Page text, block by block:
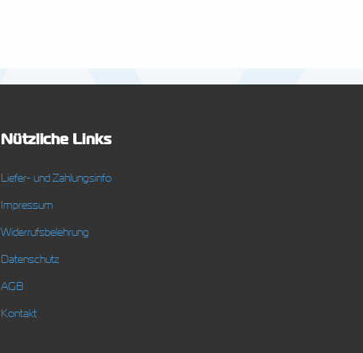
Nützliche Links
Liefer- und Zahlungsinfo
Impressum
Widerrufsbelehrung
Datenschutz
AGB
Kontakt